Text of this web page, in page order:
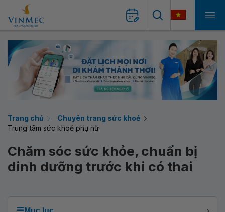
Trang chủ
Chuyên trang sức khoẻ
Trung tâm sức khoẻ phụ nữ
Chăm sóc sức khỏe, chuẩn bị
dinh dưỡng trước khi có thai